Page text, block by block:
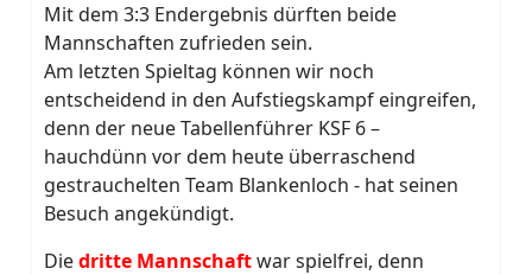
Mit dem 3:3 Endergebnis dürften beide
Mannschaften zufrieden sein.
Am letzten Spieltag können wir noch
entscheidend in den Aufstiegskampf eingreifen,
denn der neue Tabellenführer KSF 6 –
hauchdünn vor dem heute überraschend
gestrauchelten Team Blankenloch - hat seinen
Besuch angekündigt.
Diedritte Mannschaftwar spielfrei, denn